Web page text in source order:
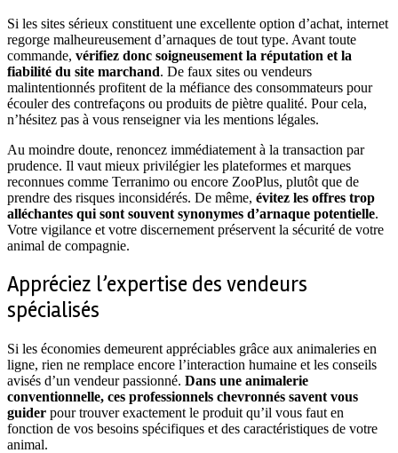
Si les sites sérieux constituent une excellente option d’achat, internet
regorge malheureusement d’arnaques de tout type. Avant toute
commande, vérifiez donc soigneusement la réputation et la
fiabilité du site marchand. De faux sites ou vendeurs
malintentionnés profitent de la méfiance des consommateurs pour
écouler des contrefaçons ou produits de piètre qualité. Pour cela,
n’hésitez pas à vous renseigner via les mentions légales.
Au moindre doute, renoncez immédiatement à la transaction par
prudence. Il vaut mieux privilégier les plateformes et marques
reconnues comme Terranimo ou encore ZooPlus, plutôt que de
prendre des risques inconsidérés. De même, évitez les offres trop
alléchantes qui sont souvent synonymes d’arnaque potentielle.
Votre vigilance et votre discernement préservent la sécurité de votre
animal de compagnie.
Appréciez l’expertise des vendeurs
spécialisés
Si les économies demeurent appréciables grâce aux animaleries en
ligne, rien ne remplace encore l’interaction humaine et les conseils
avisés d’un vendeur passionné. Dans une animalerie
conventionnelle, ces professionnels chevronnés savent vous
guider pour trouver exactement le produit qu’il vous faut en
fonction de vos besoins spécifiques et des caractéristiques de votre
animal.